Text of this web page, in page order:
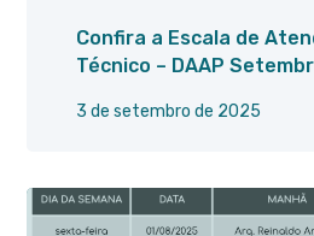
3 de setembro de 2025
Confira a Escala de
Técnico – DAAP